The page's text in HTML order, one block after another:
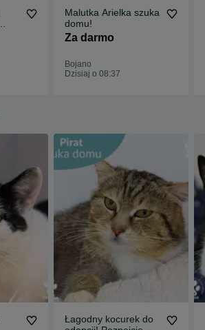
Malutka Arielka szuka
domu!
Za darmo
Bojano
Dzisiaj o 08:37
Łagodny kocurek do